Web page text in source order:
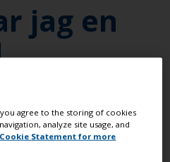
jag en
till eloxeringen så
med Super Cleaner,
slipa med 60-80 papper.
you agree to the storing of cookies
analyze site usage, and
Cookie Statement for more